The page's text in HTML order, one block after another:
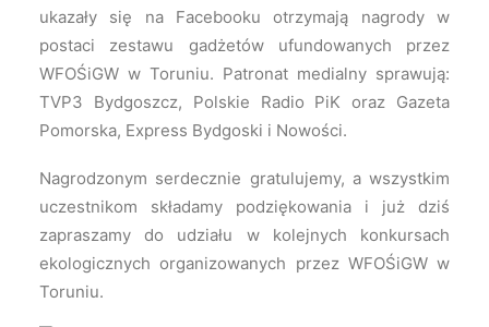
ukazały się na Facebooku otrzymają nagrody w
postaci zestawu gadżetów ufundowanych przez
WFOŚiGW w Toruniu. Patronat medialny sprawują:
TVP3 Bydgoszcz, Polskie Radio PiK oraz Gazeta
Pomorska, Express Bydgoski i Nowości.
Nagrodzonym serdecznie gratulujemy, a wszystkim
uczestnikom składamy podziękowania i już dziś
zapraszamy do udziału w kolejnych konkursach
ekologicznych organizowanych przez WFOŚiGW w
Toruniu.